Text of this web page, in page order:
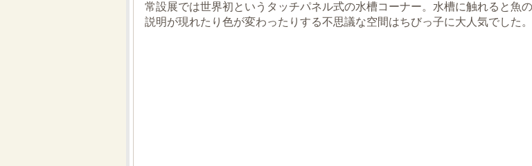
常設展では世界初というタッチパネル式の水槽コーナー。水槽に触れると魚
説明が現れたり色が変わったりする不思議な空間はちびっ子に大人気でした。